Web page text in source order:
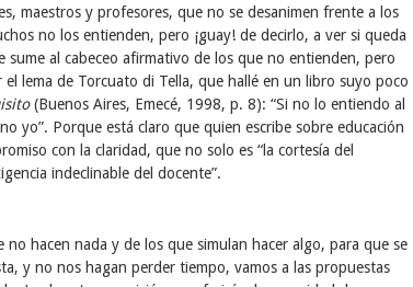
maestros y profesores, que no se desanimen frente a los
no los entienden, pero ¡guay! de decirlo, a ver si queda
al cabeceo afirmativo de los que no entienden, pero
lema de Torcuato di Tella, que hallé en un libro suyo poco
(Buenos Aires, Emecé, 1998, p. 8): “Si no lo entiendo al
yo”. Porque está claro que quien escribe sobre educación
con la claridad, que no solo es “la cortesía del
indeclinable del docente”.
no hacen nada y de los que simulan hacer algo, para que se
y no nos hagan perder tiempo, vamos a las propuestas